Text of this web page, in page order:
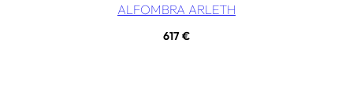
ALFOMBRA ARLETH
617€